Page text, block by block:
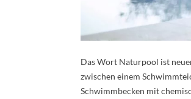
Das Wort Naturpool ist
zwischen einem
Schwimmbecken mit